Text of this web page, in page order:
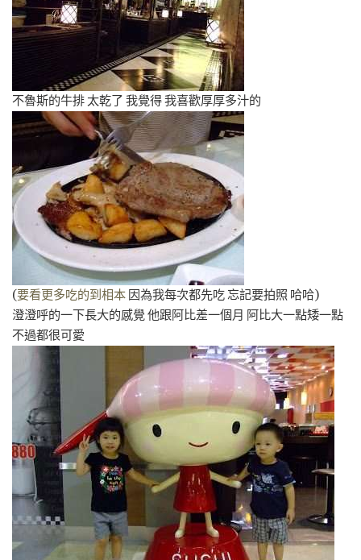
不魯斯的牛排 太乾了 我覺得 我喜歡厚厚多汁的
(要看更多吃的到相本 因為我每次都先吃 忘記要拍照 哈哈)
澄澄呼的一下長大的感覺 他跟阿比差一個月 阿比大一點矮一點
不過都很可愛